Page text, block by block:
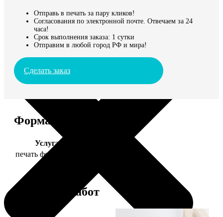
Отправь в печать за пару кликов!
Согласования по электронной почте. Отвечаем за 24
часа!
Срок выполнения заказа: 1 сутки
Отправим в любой город РФ и мира!
Сделать заказ
Форматы и цены
Услуга
печать фото 30х30
Примеры работ